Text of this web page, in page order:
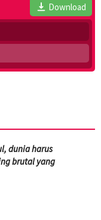
Download
dunia harus
brutal yang